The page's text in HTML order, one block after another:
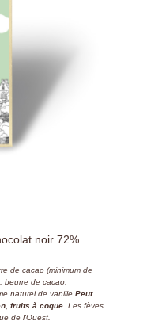
noir 72%
de cacao (minimum de
beurre de cacao,
naturel de vanille. Peut
fruits à coque . Les fèves
de l'Ouest.